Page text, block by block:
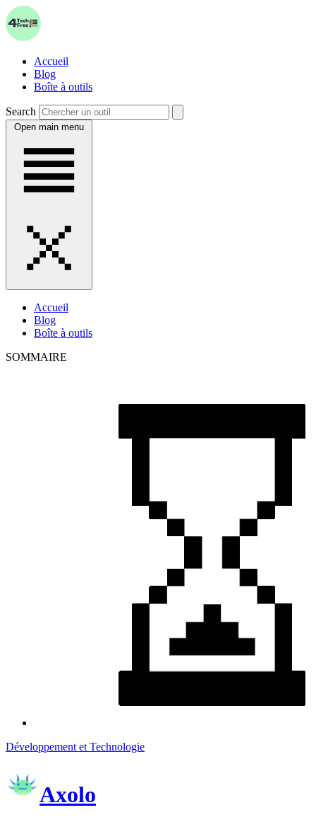
Accueil
Blog
Boîte à outils
Search
Open main menu
Accueil
Blog
Boîte à outils
SOMMAIRE
Développement et Technologie
Axolo